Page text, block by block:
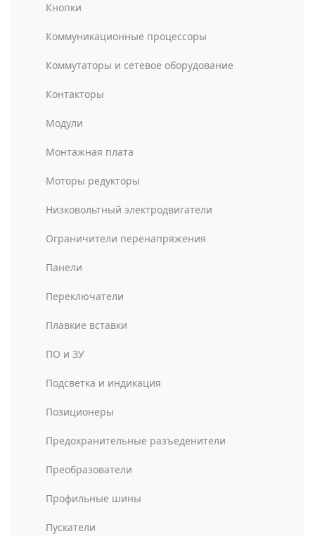
Кнопки
Коммуникационные процессоры
Коммутаторы и сетевое оборудование
Контакторы
Модули
Монтажная плата
Моторы редукторы
Низковольтный электродвигатели
Ограничители перенапряжения
Панели
Переключатели
Плавкие вставки
ПО и ЗУ
Подсветка и индикация
Позиционеры
Предохранительные разъеденители
Преобразователи
Профильные шины
Пускатели